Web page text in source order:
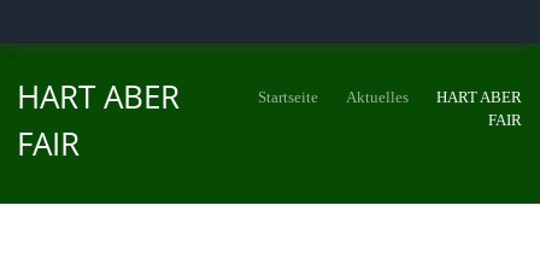
HART ABER
FAIR
Startseite Aktuelles
HART ABER
FAIR